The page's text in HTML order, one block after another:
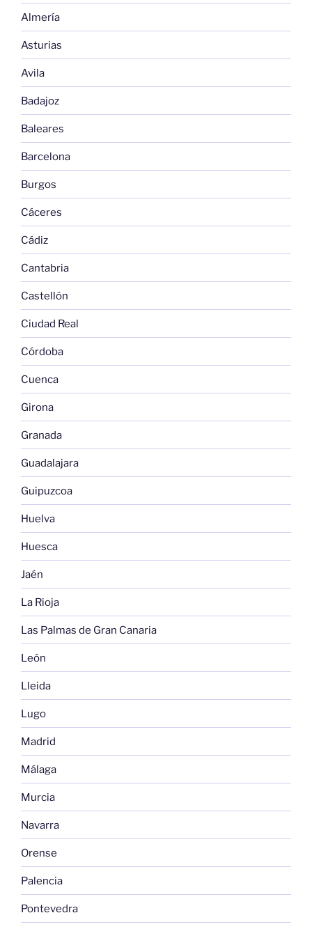
Almería
Asturias
Avila
Badajoz
Baleares
Barcelona
Burgos
Cáceres
Cádiz
Cantabria
Castellón
Ciudad Real
Córdoba
Cuenca
Girona
Granada
Guadalajara
Guipuzcoa
Huelva
Huesca
Jaén
La Rioja
Las Palmas de Gran Canaria
León
Lleida
Lugo
Madrid
Málaga
Murcia
Navarra
Orense
Palencia
Pontevedra